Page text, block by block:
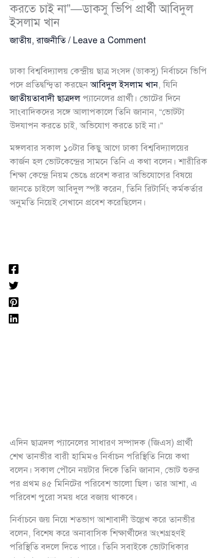
করতে চাই না”—ডাকসু ভিপি প্রার্থী আবিদুল
ইসলাম খান
জাতীয়,রাজনীতি/ Leave a Comment
ঢাকা বিশ্ববিদ্যালয় কেন্দ্রীয় ছাত্র সংসদ (ডাকসু) নির্বাচনে ভিপি
পদে প্রতিদ্বন্দ্বিতা করছেনআবিদুল ইসলাম খান, যিনি
জাতীয়তাবাদী ছাত্রদলপ্যানেলের প্রার্থী। ভোটের দিনে
সাংবাদিকদের সঙ্গে আলাপকালে তিনি জানান, “ভোটটা
উদযাপন করতে চাই, অভিযোগ করতে চাই না।”
মঙ্গলবার সকাল ১০টার কিছু আগে ঢাকা বিশ্ববিদ্যালয়ের
কার্জন হল ভোটকেন্দ্রের সামনে তিনি এ কথা বলেন। শারীরিক
শিক্ষা কেন্দ্রে নিয়ম ভেঙে প্রবেশ করার অভিযোগের বিষয়ে
জানতে চাইলে আবিদুল স্পষ্ট করেন, তিনি রিটার্নিং কর্মকর্তার
অনুমতি নিয়েই সেখানে প্রবেশ করেছিলেন।
এদিন ছাত্রদল প্যানেলের সাধারণ সম্পাদক (জিএস) প্রার্থী
শেখ তানভীর বারী হামিমও নির্বাচন পরিস্থিতি নিয়ে কথা
বলেন। সকাল পৌনে নয়টার দিকে তিনি জানান, ভোট শুরুর
পর প্রথম ৪৫ মিনিটের পরিবেশ ভালো ছিল। তার আশা, এ
পরিবেশ পুরো সময় ধরে বজায় থাকবে।
নির্বাচনে জয় নিয়ে শতভাগ আশাবাদী উল্লেখ করে তানভীর
বলেন, বিশেষ করে অনাবাসিক শিক্ষার্থীদের অংশগ্রহণই
পরিস্থিতি বদলে দিতে পারে। তিনি সবাইকে ভোটাধিকার